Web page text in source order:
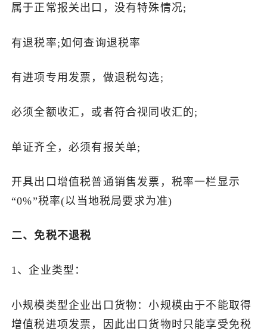
属于正常报关出口，没有特殊情况;
有退税率;如何查询退税率
有进项专用发票，做退税勾选;
必须全额收汇，或者符合视同收汇的;
单证齐全，必须有报关单;
开具出口增值税普通销售发票，税率一栏显示
“0%”税率(以当地税局要求为准)
二、免税不退税
1、企业类型：
小规模类型企业出口货物：小规模由于不能取得
增值税进项发票，因此出口货物时只能享受免税